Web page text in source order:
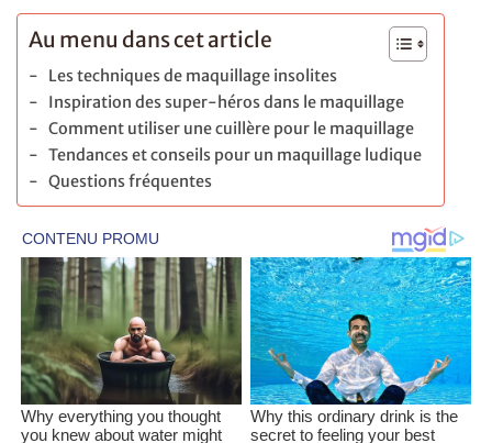
Au menu dans cet article
Les techniques de maquillage insolites
Inspiration des super-héros dans le maquillage
Comment utiliser une cuillère pour le maquillage
Tendances et conseils pour un maquillage ludique
Questions fréquentes